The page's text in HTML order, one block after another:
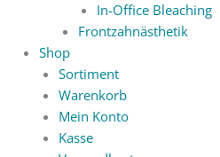
In-Office Bleaching
Frontzahnästhetik
Shop
Sortiment
Warenkorb
Mein Konto
Kasse